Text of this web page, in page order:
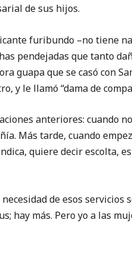
de sus hijos.
furibundo –no tiene
pendejadas que tanto
guapa que se casó con
y le llamó “dama de
anteriores: cuando
Más tarde, cuando
quiere decir escolta,
de esos servicios
hay más. Pero yo a las